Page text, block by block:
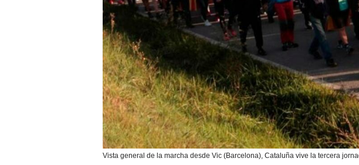
Vista general de la marcha desde Vic (Barcelona), Cataluña vive la tercera